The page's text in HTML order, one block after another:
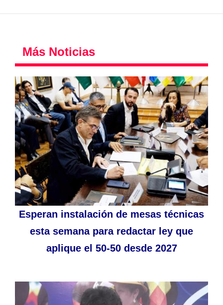
Más Noticias
Esperan instalación de mesas técnicas
esta semana para redactar ley que
aplique el 50-50 desde 2027